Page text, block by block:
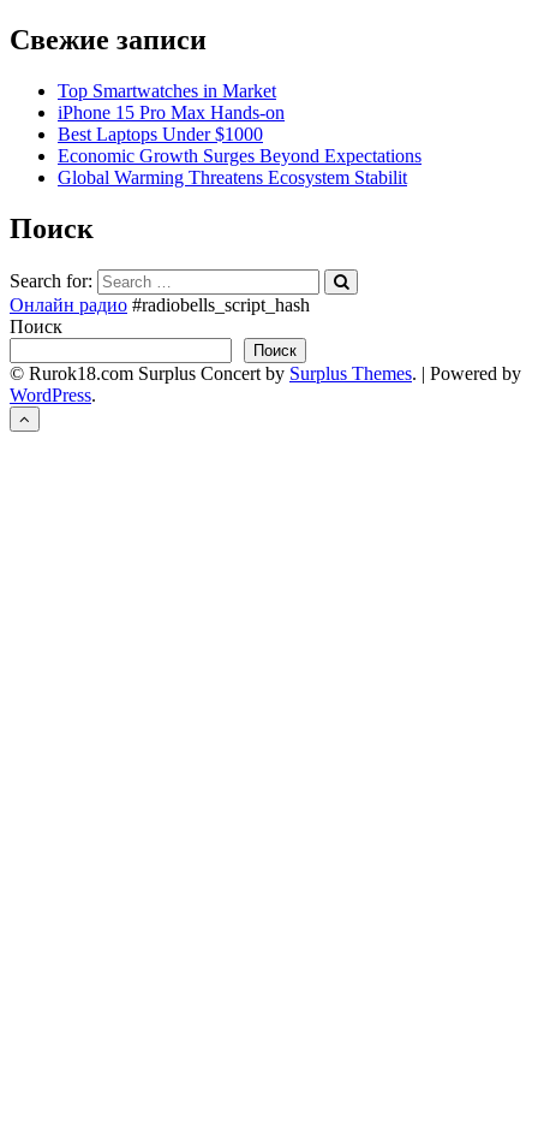
Свежие записи
Top Smartwatches in Market
iPhone 15 Pro Max Hands-on
Best Laptops Under $1000
Economic Growth Surges Beyond Expectations
Global Warming Threatens Ecosystem Stabilit
Поиск
Search for:
Онлайн радио #radiobells_script_hash
Поиск
Поиск
© Rurok18.com Surplus Concert by Surplus Themes. | Powered by
WordPress.